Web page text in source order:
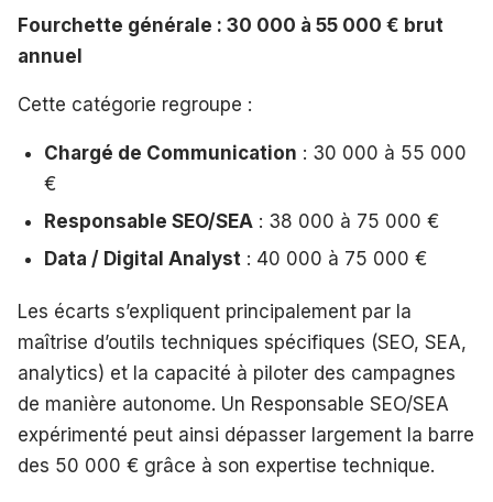
Fourchette générale : 30 000 à 55 000 € brut
annuel
Cette catégorie regroupe :
Chargé de Communication : 30 000 à 55 000
€
Responsable SEO/SEA : 38 000 à 75 000 €
Data / Digital Analyst : 40 000 à 75 000 €
Les écarts s’expliquent principalement par la
maîtrise d’outils techniques spécifiques (SEO, SEA,
analytics) et la capacité à piloter des campagnes
de manière autonome. Un Responsable SEO/SEA
expérimenté peut ainsi dépasser largement la barre
des 50 000 € grâce à son expertise technique.